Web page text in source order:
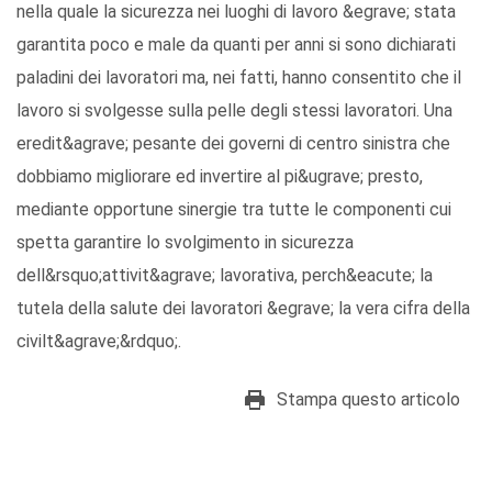
nella quale la sicurezza nei luoghi di lavoro &egrave; stata
garantita poco e male da quanti per anni si sono dichiarati
paladini dei lavoratori ma, nei fatti, hanno consentito che il
lavoro si svolgesse sulla pelle degli stessi lavoratori. Una
eredit&agrave; pesante dei governi di centro sinistra che
dobbiamo migliorare ed invertire al pi&ugrave; presto,
mediante opportune sinergie tra tutte le componenti cui
spetta garantire lo svolgimento in sicurezza
dell&rsquo;attivit&agrave; lavorativa, perch&eacute; la
tutela della salute dei lavoratori &egrave; la vera cifra della
civilt&agrave;&rdquo;.
Stampa questo articolo